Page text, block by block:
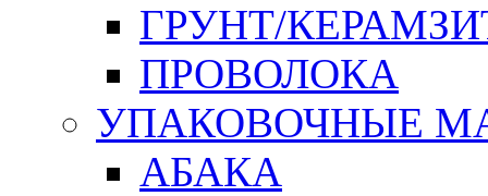
ГРУНТ/
ПРОВОЛОКА
УПАКОВОЧНЫЕ
АБАКА